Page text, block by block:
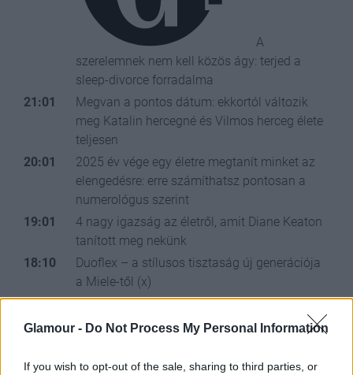
Glamour - Do Not Process My Personal Information
If you wish to opt-out of the sale, sharing to third parties, or
A
szerelemnek nem kell közös ágy: terjed a
sleep-divorce forradalma
21:01
Megvan a pontos dátum: ekkortól változik
meg Katalin hercegné és Vilmos herceg élete
teljesen
20:01
2025 év vége egy életre megtanít minket az
elengedésre: erre számíthatsz pontosan a
numerológus szerint
19:01
4 nagy igazság az életről, amit Diane Keaton
tanított meg nekünk
18:10
Duoflex – a stílusos tisztaság új generációja
a Miele-től (x)
18:01
Ez történik a testeddel éves szinten napi fél
liter cukros üdítőtől
ünnepli – megérkezett az ESSENTIAL